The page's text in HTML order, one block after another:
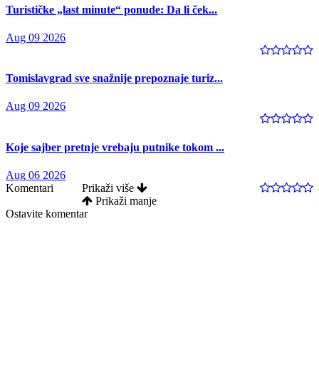
Turističke „last minute“ ponude: Da li ček...
Aug 09 2026
Tomislavgrad sve snažnije prepoznaje turiz...
Aug 09 2026
Koje sajber pretnje vrebaju putnike tokom ...
Aug 06 2026
Komentari
Prikaži više
Prikaži manje
Ostavite komentar